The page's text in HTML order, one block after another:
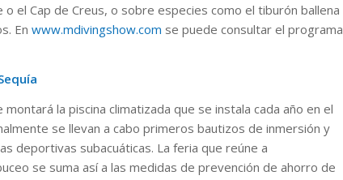
el Cap de Creus, o sobre especies como el tiburón ballena
Enwww.mdivingshow.com se puede consultar el programa
la piscina climatizada que se instala cada año en el
se llevan a cabo primeros bautizos de inmersión y
deportivas subacuáticas. La feria que reúne a
se suma así a las medidas de prevención de ahorro de